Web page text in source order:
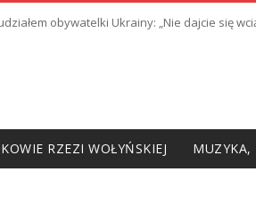
obywatelki Ukrainy: „Nie dajcie się
RZEZI WOŁYŃSKIEJ MUZYKA,